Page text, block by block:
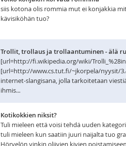
siis kotona olis rommia mut ei konjakkia
kävisiköhän tuo?
Trollit, trollaus ja trollaantuminen - älä
[url=http://fi.wikipedia.org/wiki/
[url=http://www.cs.tut.fi/~jkorpela/nyysit/
internet-slangisana, jolla tarkoitetaan
ihmis...
Kotikokkien niksit?
Tuli mieleen että voisi tehdä uuden
tuli mieleen kun saatiin juuri naijalta tuo
Hörvelön vinkin oliivien kivien